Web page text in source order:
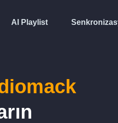
AI Playlist